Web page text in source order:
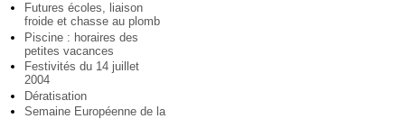
Futures écoles, liaison
froide et chasse au plomb
Piscine : horaires des
petites vacances
Festivités du 14 juillet
2004
Dératisation
Semaine Européenne de la